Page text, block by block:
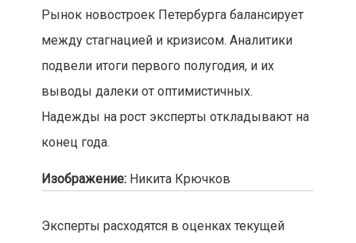
Рынок новостроек Петербурга балансирует
между стагнацией и кризисом. Аналитики
подвели итоги первого полугодия, и их
выводы далеки от оптимистичных.
Надежды на рост эксперты откладывают на
конец года.
Изображение: Никита Крючков
Эксперты расходятся в оценках текущей